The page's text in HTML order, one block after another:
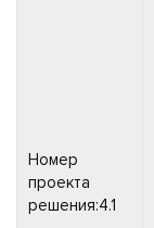
Номер
проекта
решения:4.1